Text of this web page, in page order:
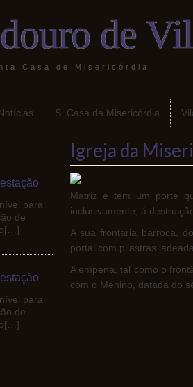
de
Casa de Misericórdia
S. Casa da Misericórdia
para
de
para
de
Igreja da
Matriz e tem um porte
inclusivamente, á
A sua frontaria barroca,
portal com pilastras
A empena, tal como o
com o Menino, datada do